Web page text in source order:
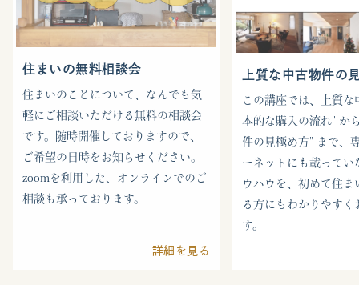
住まいの無料相談会
住まいのことについて、なんでも気
軽にご相談いただける無料の相談会
です。随時開催しておりますので、
ご希望の日時をお知らせください。
zoomを利用した、オンラインでのご
相談も承っております。
詳細を見る
上質な中古物件の
この講座では、上質な
本的な購入の流れ" か
件の見極め方" まで、
ーネットにも載ってい
ウハウを、初めて住ま
る方にもわかりやすく
す。